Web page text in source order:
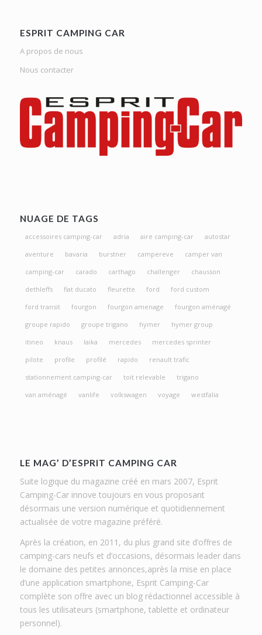
ESPRIT CAMPING CAR
A propos de nous
Nous contacter
NUAGE DE TAGS
accessoires camping-car adria aire camping-car
autostar
aventure
bavaria burstner campereve
camper van
camping-car
carado carthago challenger
chausson
dethleffs
fiat ducato fleurette ford
ford custom
ford transit
fourgon fourgon amenage
fourgon aménagé
groupe rapido
groupe trigano hymer
hymer group
itineo
knaus laika mercedes
mercedes sprinter
pilote
profile profilé rapido
renault trafic
stationnement camping-car
toit relevable
trigano
van aménagé
vanlife volkswagen voyage westfalia
LE MAG’ D’ESPRIT CAMPING CAR
Suite logique du magazine créé en mars 2007, Esprit
Camping-Car innove toujours en vous proposant
désormais une version numérique et quotidiennement
actualisée de votre magazine préféré.
Après la création, en 2011, du plus grand site d’offres de
camping-cars neufs et d’occasions, désormais leader dans
le domaine des petites annonces,après la mise en place
d’une application smartphone, Esprit Camping-Car
complète son offre avec un blog rédactionnel accessible à
tous les utilisateurs (smartphone, tablette et ordinateur
personnel).